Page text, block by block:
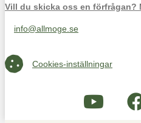
Vill du skicka oss en förfrågan?
Maila oss på info@allmoge.se
info@allmoge.se
Cookies-inställningar
Cookies-inställningar